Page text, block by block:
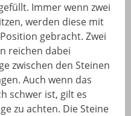
Immer wenn zwei
werden diese mit
gebracht. Zwei
reichen dabei
zwischen den Steinen
Auch wenn das
schwer ist, gilt es
zu achten. Die Steine